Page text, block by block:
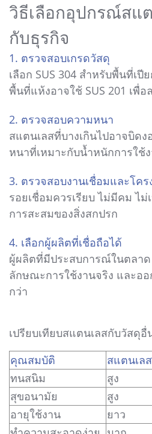
วิธีเลือกอุปกรณ์สแ
กับธุรกิจ
1. ตรวจสอบเกรดวัสดุ
เลือก SUS 304 สำหรับพื้นที่เ
พื้นที่แห้งอาจใช้ SUS 201 เพื่
2. ตรวจสอบความหนา
สแตนเลสที่บางเกินไปอาจบิดง
หนาที่เหมาะกับน้ำหนักการใช้
3. ตรวจสอบงานเชื่อมและโคร
รอยเชื่อมควรเรียบ ไม่มีคม ไ
การสะสมของสิ่งสกปรก
4. เลือกผู้ผลิตที่เชื่อถือได้
ผู้ผลิตที่มีประสบการณ์ในตลาด
ลักษณะการใช้งานจริง และอ
กว่า
เปรียบเทียบสแตนเลสกับวัสดุอื่
คุณสมบัติ
สแตนเลส
ทนสนิม
สูง
สุขอนามัย
สูง
อายุใช้งาน
ยาว